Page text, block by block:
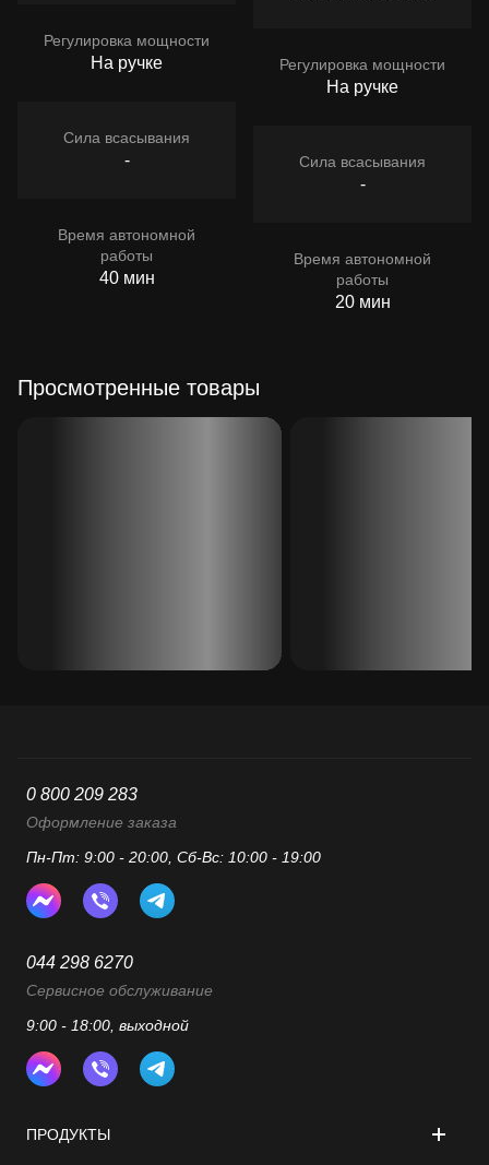
Регулировка мощности
На ручке
Сила всасывания
-
Время автономной
работы
40 мин
Регулировка мощности
На ручке
Сила всасывания
-
Время автономной
работы
20 мин
Просмотренные товары
ПРОДУКТЫ
0 800 209 283
Оформление заказа
Пн-Пт: 9:00 - 20:00, Сб-Вс: 10:00 - 19:00
044 298 6270
Сервисное обслуживание
9:00 - 18:00, выходной